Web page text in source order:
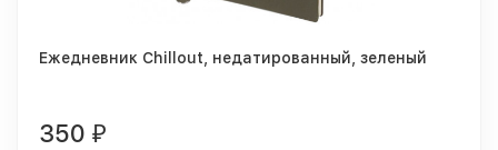
Ежедневник Chillout, недатированный, зеленый
350 ₽